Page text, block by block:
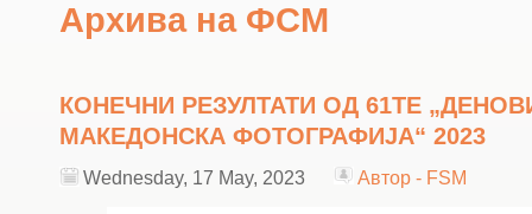
Архива на ФСМ
КОНЕЧНИ РЕЗУЛТАТИ ОД 61ТЕ
МАКЕДОНСКА ФОТОГРАФИЈА“ 2023
Wednesday, 17 May, 2023 Автор - FSM